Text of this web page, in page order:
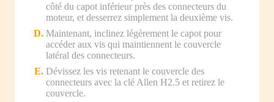
côté du capot inférieur près des connecteurs du
moteur, et desserrez simplement la deuxième vis.
Maintenant, inclinez légèrement le capot pour
accéder aux vis qui maintiennent le couvercle
latéral des connecteurs.
Dévissez les vis retenant le couvercle des
connecteurs avec la clé Allen H2.5 et retirez le
couvercle.